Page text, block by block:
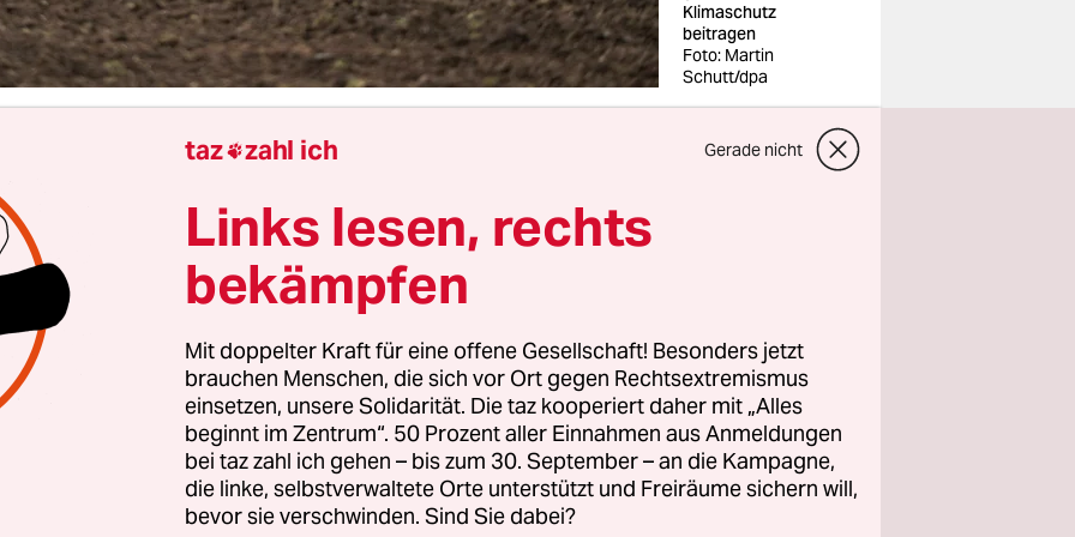
Klimaschutz
beitragen
Foto: Martin
Schutt/dpa
EU-Kommission stellt am Mittwochnachmittag ein
zur gemeinsamen Agrarpolitik vor. EU-
Raffaele Fitto und Agrarkommissar
wollen die „Vision für Landwirtschaft und
gemeinsam präsentieren.
erste Hinweise, wie künftig die milliardenschweren
verteilt werden könnten. Für die laufende
bis 2027 sind rund 365 Milliarden Euro eingeplant. Die
für Agrarsubventionen machen ein Drittel des EU-
taz zahl ich Gerade nicht
Links lesen, rechts
bekämpfen
Mit doppelter Kraft für eine offene Gesellschaft! Besonders jetzt
brauchen Menschen, die sich vor Ort gegen Rechtsextremismus
einsetzen, unsere Solidarität. Die taz kooperiert daher mit „Alles
beginnt im Zentrum“. 50 Prozent aller Einnahmen aus Anmeldungen
bei taz zahl ich gehen – bis zum 30. September – an die Kampagne,
die linke, selbstverwaltete Orte unterstützt und Freiräume sichern will,
bevor sie verschwinden. Sind Sie dabei?